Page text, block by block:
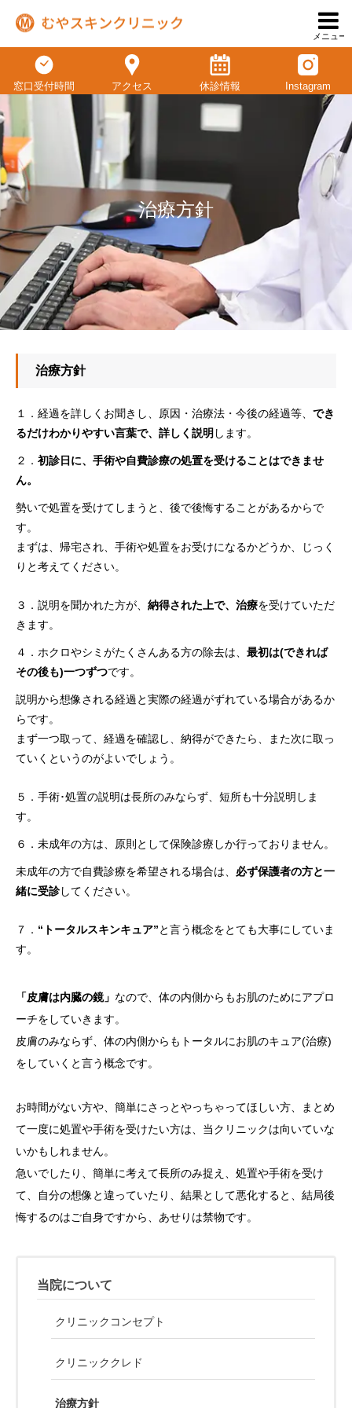
メニュー
窓口受付時間 アクセス 休診情報 Instagram
治療方針
治療方針
１．経過を詳しくお聞きし、原因・治療法・今後の経過等、 でき
るだけわかりやすい言葉で、詳しく説明 します。
２． 初診日に、手術や自費診療の処置を受けることはできませ
ん。
勢いで処置を受けてしまうと、後で後悔することがあるからで
す。
まずは、帰宅され、手術や処置をお受けになるかどうか、じっく
りと考えてください。
３．説明を聞かれた方が、 納得された上で、治療を受けていただ
きます。
４．ホクロやシミがたくさんある方の除去は、 最初は(できれば
その後も)一つずつです。
説明から想像される経過と実際の経過がずれている場合があるか
らです。
まず一つ取って、経過を確認し、納得ができたら、また次に取っ
ていくというのがよいでしょう。
５．手術･処置の説明は長所のみならず、短所も十分説明しま
す。
６．未成年の方は、原則として保険診療しか行っておりません。
未成年の方で自費診療を希望される場合は、 必ず保護者の方と一
緒に受診してください。
７． “トータルスキンキュア”と言う概念をとても大事にしていま
す。
「皮膚は内臓の鏡」 なので、体の内側からもお肌のためにアプロ
ーチをしていきます。
皮膚のみならず、体の内側からもトータルにお肌のキュア(治療)
をしていくと言う概念です。
お時間がない方や、簡単にさっとやっちゃってほしい方、まとめ
て一度に処置や手術を受けたい方は、当クリニックは向いていな
いかもしれません。
急いでしたり、簡単に考えて長所のみ捉え、処置や手術を受け
て、自分の想像と違っていたり、結果として悪化すると、結局後
悔するのはご自身ですから、あせりは禁物です。
当院について
クリニックコンセプト
クリニッククレド
治療方針